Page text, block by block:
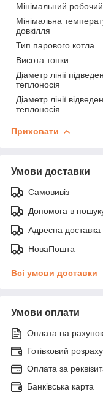
Мінімальний
Мінімальна
довкілля
Тип парового котла
Висота топки
Діаметр лінії
теплоносія
Діаметр лінії
теплоносія
Приховати
Умови доставки
Самовивіз
Допомога в
Адресна
НоваПошта
Всі умови доставки
Умови оплати
Оплата на рахунок
Готівковий
Оплата за
Банківська карта